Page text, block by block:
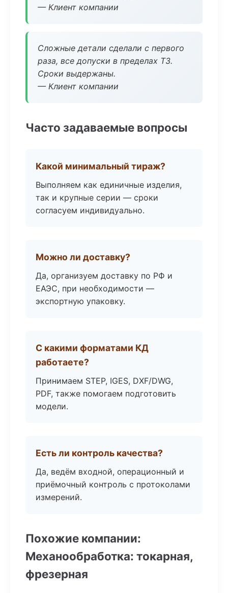
— Клиент компании
Сложные детали сделали с первого
раза, все допуски в пределах ТЗ.
Сроки выдержаны.
— Клиент компании
Часто задаваемые вопросы
Какой минимальный тираж?
Выполняем как единичные изделия,
так и крупные серии — сроки
согласуем индивидуально.
Можно ли доставку?
Да, организуем доставку по РФ и
ЕАЭС, при необходимости —
экспортную упаковку.
С какими форматами КД
работаете?
Принимаем STEP, IGES, DXF/DWG,
PDF, также помогаем подготовить
модели.
Есть ли контроль качества?
Да, ведём входной, операционный и
приёмочный контроль с протоколами
измерений.
Похожие компании:
Механообработка: токарная,
фрезерная